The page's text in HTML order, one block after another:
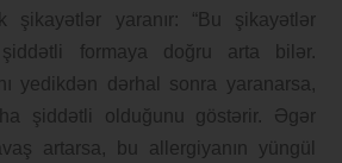
şikayətlər yaranır: “Bu şikayətlər
formaya doğru arta bilər.
yedikdən dərhal sonra yaranarsa,
şiddətli olduğunu göstərir. Əgər
artarsa, bu allergiyanın yüngül